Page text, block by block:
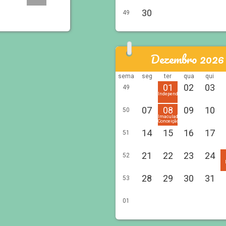
49 30
Dezembro 2026
sema seg ter qua qui
49
01
Independência
02 03
50 07 08
Imaculada
Conceição
09 10
51 14 15 16 17
52 21 22 23 24
53 28 29 30 31
01